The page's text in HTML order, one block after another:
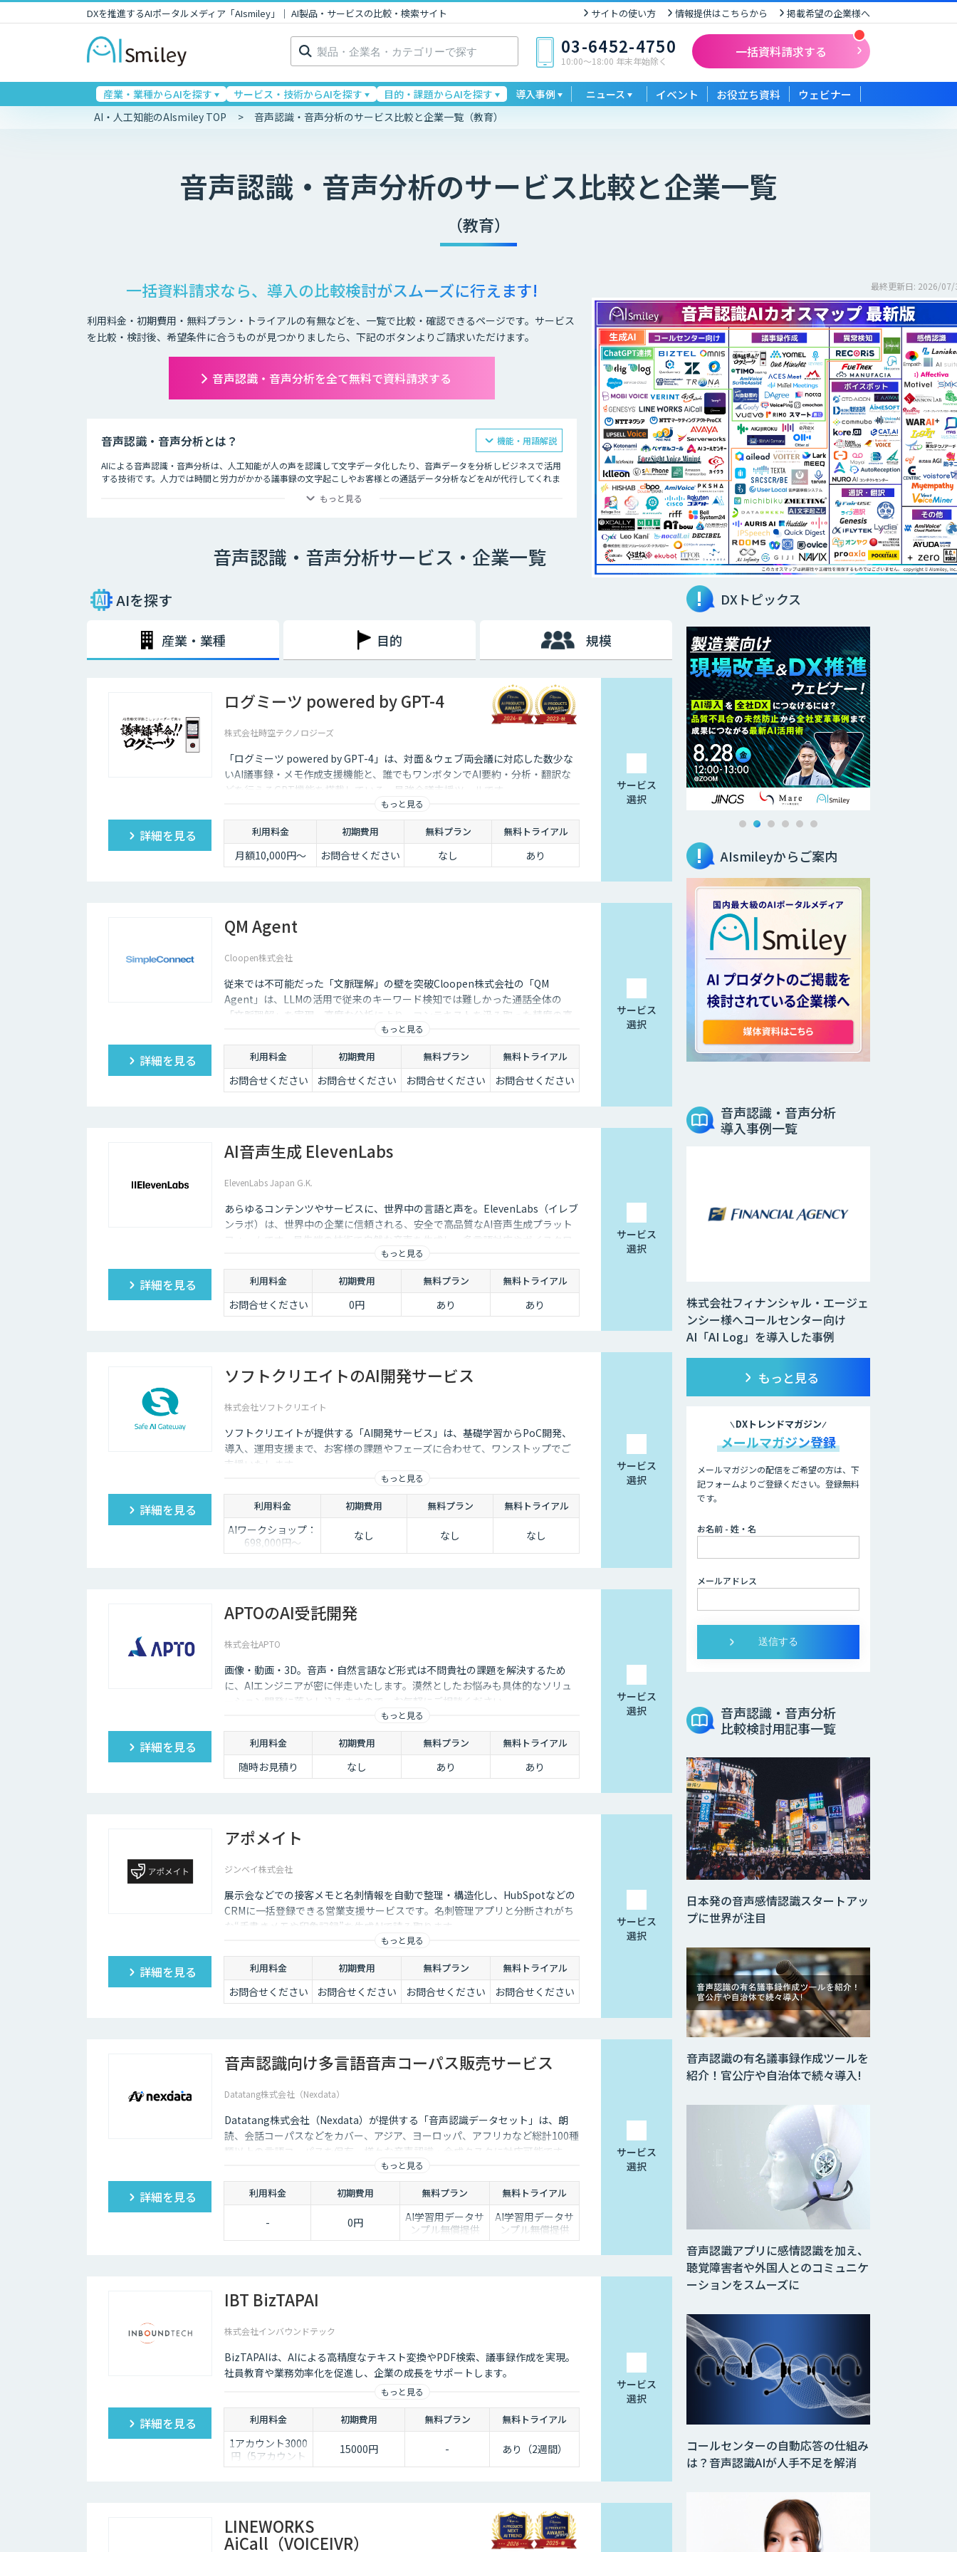
DXを推進するAIポータルメディア「AIsmiley」｜ AI製品・サービスの比較・検索サイト サイトの使い方 情報提供はこちらから 掲載希望の企業様へ
検
索: 03-6452-4750
10:00〜18:00 年末年始除く
一括資料請求する
産業・業種からAIを探す サービス・技術からAIを探す 目的・課題からAIを探す 導入事例 ニュース イベント お役立ち資料 ウェビナー
AI・人工知能のAIsmiley TOP 音声認識・音声分析のサービス比較と企業一覧（教育）
音声認識・音声分析のサービス比較と企業一覧
（教育）
一括資料請求なら、導入の比較検討がスムーズに行えます!
利用料金・初期費用・無料プラン・トライアルの有無などを、一覧で比較・確認できるページです。サービス
を比較・検討後、希望条件に合うものが見つかりましたら、下記のボタンよりご請求いただけます。
音声認識・音声分析を全て無料で資料請求する
最終更新日: 2026/07/
音声認識・音声分析とは？
AIによる音声認識・音声分析は、人工知能が人の声を認識して文字データ化したり、音声データを分析しビジネスで活用
する技術です。人力では時間と労力がかかる議事録の文字起こしやお客様との通話データ分析などをAIが代行してくれま
もっと見る
機能・用語解説
音声認識・音声分析サービス・企業一覧
AIを探す
産業・業種 目的 規模
ログミーツ powered by GPT-4
株式会社時空テクノロジーズ
「ログミーツ powered by GPT-4」は、対面＆ウェブ両会議に対応した数少な
いAI議事録・メモ作成支援機能と、誰でもワンボタンでAI要約・分析・翻訳な
どを行えるGPT機能を搭載している、最強会議支援ツールです。
もっと見る
詳細を見る 利用料金 初期費用 無料プラン 無料トライアル
月額10,000円～ お問合せください なし あり
サービス
選択
QM Agent
Cloopen株式会社
従来では不可能だった「文脈理解」の壁を突破Cloopen株式会社の「QM
Agent」は、LLMの活用で従来のキーワード検知では難しかった通話全体の
「文脈理解」を実現。高度な分析により、コンテキストを汲み取った精度の高
もっと見る
詳細を見る 利用料金 初期費用 無料プラン 無料トライアル
お問合せください お問合せください お問合せください お問合せください
サービス
選択
AI音声生成 ElevenLabs
ElevenLabs Japan G.K.
あらゆるコンテンツやサービスに、世界中の言語と声を。ElevenLabs（イレブ
ンラボ）は、世界中の企業に信頼される、安全で高品質なAI音声生成プラット
フォームです。最先端の技術で自然な音声を生成し、多言語対応やボイスクロ
ーニング機能も、悪用を防ぐ倫理的ガードレールの中で提供します。
もっと見る
詳細を見る 利用料金 初期費用 無料プラン 無料トライアル
お問合せください 0円 あり あり
サービス
選択
ソフトクリエイトのAI開発サービス
株式会社ソフトクリエイト
ソフトクリエイトが提供する「AI開発サービス」は、基礎学習からPoC開発、
導入、運用支援まで、お客様の課題やフェーズに合わせて、ワンストップでご
支援いたします。
もっと見る
詳細を見る 利用料金 初期費用 無料プラン 無料トライアル
AIワークショップ：
698,000円〜
PoC開発：
なし なし なし
サービス
選択
APTOのAI受託開発
株式会社APTO
画像・動画・3D。音声・自然言語など形式は不問貴社の課題を解決するため
に、AIエンジニアが密に伴走いたします。漠然としたお悩みも具体的なソリュ
ーション開発に落とし込みますので、お気軽にご相談ください。
もっと見る
詳細を見る 利用料金 初期費用 無料プラン 無料トライアル
随時お見積り なし あり あり
サービス
選択
アポメイト
ジンベイ株式会社
展示会などでの接客メモと名刺情報を自動で整理・構造化し、HubSpotなどの
CRMに一括登録できる営業支援サービスです。名刺管理アプリと分断されがち
な“手書きメモや印象記録”を生成AIで読み取ります。
もっと見る
詳細を見る 利用料金 初期費用 無料プラン 無料トライアル
お問合せください お問合せください お問合せください お問合せください
サービス
選択
音声認識向け多言語音声コーパス販売サービス
Datatang株式会社（Nexdata）
Datatang株式会社（Nexdata）が提供する「音声認識データセット」は、朗
読、会話コーパスなどをカバー、アジア、ヨーロッパ、アフリカなど総計100種
類以上の言語コーパスを保有、様々な音声認識・合成タスクに対応可能です。
もっと見る
詳細を見る 利用料金 初期費用 無料プラン 無料トライアル
- 0円
AI学習用データサ
ンプル無償提供
AI学習用データサ
ンプル無償提供
サービス
選択
IBT BizTAPAI
株式会社インバウンドテック
BizTAPAIは、AIによる高精度なテキスト変換やPDF検索、議事録作成を実現。
社員教育や業務効率化を促進し、企業の成長をサポートします。
もっと見る
詳細を見る 利用料金 初期費用 無料プラン 無料トライアル
1アカウント3000
円（5アカウント
より）
15000円 - あり（2週間）
サービス
選択
LINEWORKS
AiCall（VOICEIVR）
DXトピックス
AIsmileyからご案内
音声認識・音声分析
導入事例一覧
株式会社フィナンシャル・エージェ
ンシー様へコールセンター向け
AI「AI Log」を導入した事例
もっと見る
DXトレンドマガジン
メールマガジン登録
メールマガジンの配信をご希望の方は、下
記フォームよりご登録ください。登録無料
です。
お名前 - 姓・名
メールアドレス
音声認識・音声分析
比較検討用記事一覧
日本発の音声感情認識スタートアッ
プに世界が注目
音声認識アプリに感情認識を加え、
聴覚障害者や外国人とのコミュニケ
ーションをスムーズに
音声認識の有名議事録作成ツールを
紹介！官公庁や自治体で続々導入!
コールセンターの自動応答の仕組み
は？音声認識AIが人手不足を解消